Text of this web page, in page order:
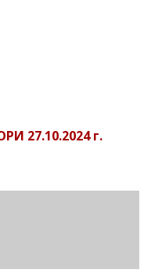
27.10.2024 г.